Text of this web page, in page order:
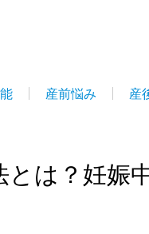
産前悩み 産
は？妊娠